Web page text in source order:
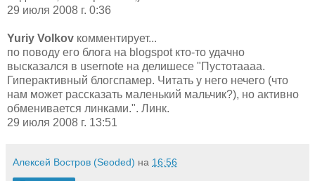
29 июля 2008 г. 0:36
Yuriy Volkov комментирует...
по поводу его блога на blogspot кто-то удачно
высказался в usernote на делишесе "Пустотаааа.
Гиперактивный блогспамер. Читать у него нечего (что
нам может рассказать маленький мальчик?), но активно
обменивается линками.". Линк.
29 июля 2008 г. 13:51
Алексей Востров (Seoded) на 16:56